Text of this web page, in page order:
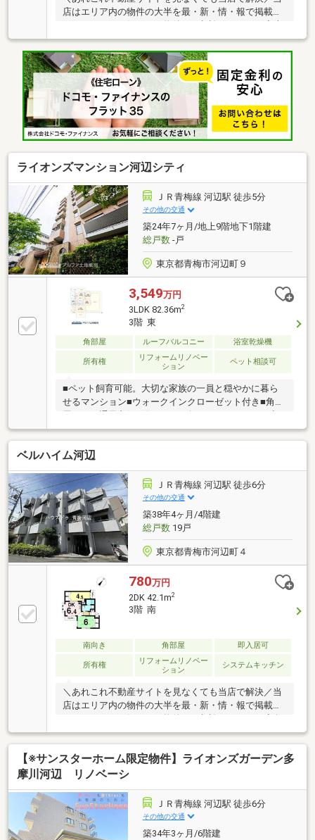
店はエリア内の物件の大半を最・新・情・報で掲載！
切なペットと一緒に暮らせます（細則あり）◆全居室
収納◆コンビニまで徒歩約5分◆小学校まで徒歩約3分
◆宅配BOX◆閑静な住宅街◆オートロック◆モニタ付
きインターホン
ライオンズマンション河辺シティ
ＪＲ青梅線 河辺駅 徒歩5分
その他の交通
築24年7ヶ月/地上9階地下1階建
総戸数-戸
東京都青梅市河辺町９
3,549万円
3LDK 82.36m2
3階 東
角部屋 ルーフバルコニー 浴室乾燥機
所有権
リフォームリノベー
ション
ペット相談可
■ペット飼育可能。大切な家族の一員と穏やかに暮ら
せるマンション■ウォークインクローゼット付き■角部
屋につき通風良好□陽だまりに包まれるサンルーム空
間資料請求やご内覧予約はお気軽にお問合せくださ
い。
ベルハイム河辺
ＪＲ青梅線 河辺駅 徒歩6分
その他の交通
築38年4ヶ月/4階建
総戸数19戸
東京都青梅市河辺町４
780万円
2DK 42.1m2
3階 南
南向き 角部屋 即入居可
所有権
リフォームリノベー
ション
システムキッチン
＼あれこれ不動産サイトを見なくても当店で解決／当
店はエリア内の物件の大半を最・新・情・報で掲載！
ほかのページで気になる物件もご相談ください。◆角
部屋◆新規リノベーション工事済み◆コンビニまで徒
歩約5分◆生活品の購入が徒歩圏内で揃います◆公園
まで徒歩約3分
【※サンスターホーム限定物件】ライオンズガーデン多
摩川河辺 リノベーシ
ＪＲ青梅線 河辺駅 徒歩6分
その他の交通
築34年3ヶ月/6階建